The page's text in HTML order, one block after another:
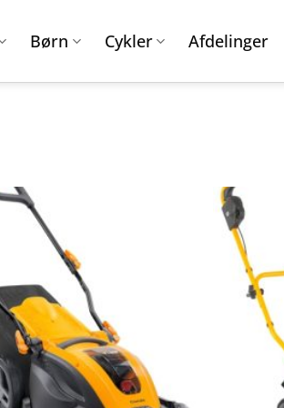
Børn Cykler Afdelinger